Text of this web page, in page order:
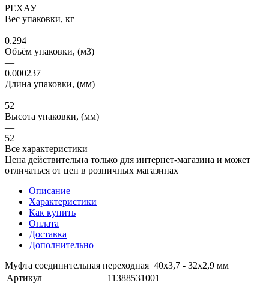
РЕХАУ
Вес упаковки, кг
—
0.294
Объём упаковки, (м3)
—
0.000237
Длина упаковки, (мм)
—
52
Высота упаковки, (мм)
—
52
Все характеристики
Цена действительна только для интернет-магазина и может
отличаться от цен в розничных магазинах
Описание
Характеристики
Как купить
Оплата
Доставка
Дополнительно
Муфта соединительная переходная 40х3,7 - 32х2,9 мм
Артикул
11388531001